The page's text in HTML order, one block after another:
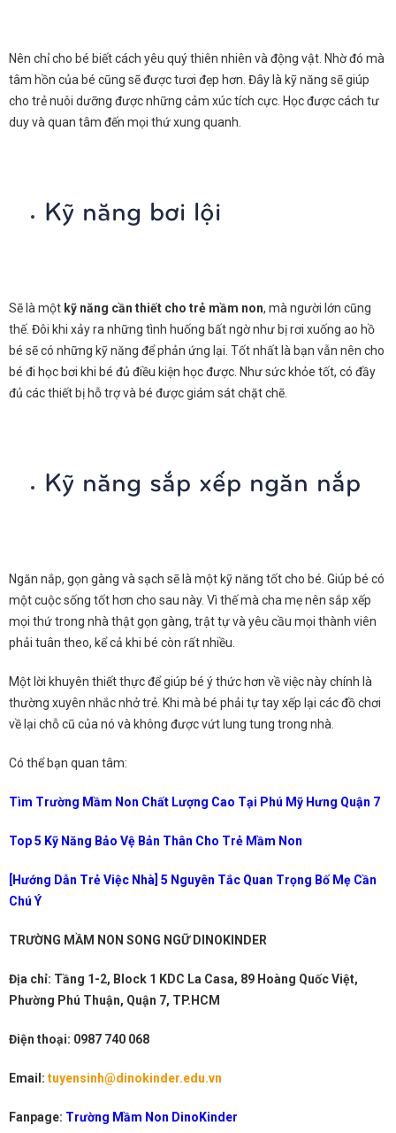
Nên chỉ cho bé biết cách yêu quý thiên nhiên và động vật. Nhờ đó mà
tâm hồn của bé cũng sẽ được tươi đẹp hơn. Đây là kỹ năng sẽ giúp
cho trẻ nuôi dưỡng được những cảm xúc tích cực. Học được cách tư
duy và quan tâm đến mọi thứ xung quanh.
Kỹ năng bơi lội
Sẽ là một kỹ năng cần thiết cho trẻ mầm non, mà người lớn cũng
thế. Đôi khi xảy ra những tình huống bất ngờ như bị rơi xuống ao hồ
bé sẽ có những kỹ năng để phản ứng lại. Tốt nhất là bạn vẫn nên cho
bé đi học bơi khi bé đủ điều kiện học được. Như sức khỏe tốt, có đầy
đủ các thiết bị hỗ trợ và bé được giám sát chặt chẽ.
Kỹ năng sắp xếp ngăn nắp
Ngăn nắp, gọn gàng và sạch sẽ là một kỹ năng tốt cho bé. Giúp bé có
một cuộc sống tốt hơn cho sau này. Vì thế mà cha mẹ nên sắp xếp
mọi thứ trong nhà thật gọn gàng, trật tự và yêu cầu mọi thành viên
phải tuân theo, kể cả khi bé còn rất nhiều.
Một lời khuyên thiết thực để giúp bé ý thức hơn về việc này chính là
thường xuyên nhắc nhở trẻ. Khi mà bé phải tự tay xếp lại các đồ chơi
về lại chỗ cũ của nó và không được vứt lung tung trong nhà.
Có thể bạn quan tâm:
Tìm Trường Mầm Non Chất Lượng Cao Tại Phú Mỹ Hưng Quận 7
Top 5 Kỹ Năng Bảo Vệ Bản Thân Cho Trẻ Mầm Non
[Hướng Dẫn Trẻ Việc Nhà] 5 Nguyên Tắc Quan Trọng Bố Mẹ Cần
Chú Ý
TRƯỜNG MẦM NON SONG NGỮ DINOKINDER
Địa chỉ: Tầng 1-2, Block 1 KDC La Casa, 89 Hoàng Quốc Việt,
Phường Phú Thuận, Quận 7, TP.HCM
Điện thoại: 0987 740 068
Email: tuyensinh@dinokinder.edu.vn
Fanpage: Trường Mầm Non DinoKinder